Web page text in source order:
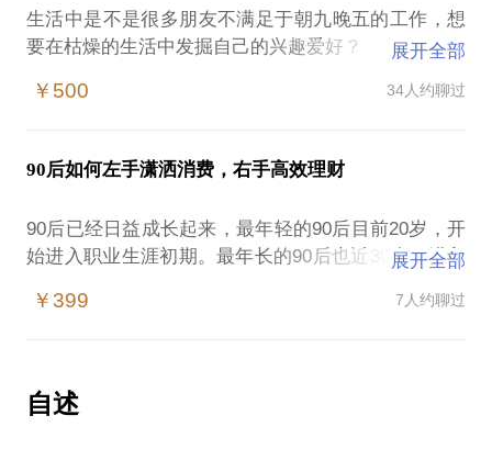
带上你的疑问与困惑，也别忘了带上你对美好家庭生
活的憧憬，来和我一起聊聊吧：
打好家庭财务的地基
做好家庭理财投资规划
未来幸福生活的大门。
PS，在之前我的文章
香港和大陆的到底买哪个啊
重疾险只有病故了才可以使用吗
别着急，把你困惑都交给我，把你的保单一起带过
来。我将为你带来：
解读重疾险的四大用途
一次在行约见，让你清清楚楚判断什么是一份好的重
做好坚实的保护！
策应需谨慎。此话题内容仅为该行家在理财保险领域
末无休，缺少了相应的机会接触外界。不断在专业上
付出时，也会产生教学之外我还应该如何发展的焦虑
感。
出来自己经营工作室，再或是变成一个知识结构体系
己的知识能力。
毕业于英国约克大学教育研究专业，跨出教育行业来
观察行业的我，拥有5年教龄，取得了一定的成绩。在
老师身上需要再补充的能力，有自己独到的见解。
生活中是不是很多朋友不满足于朝九晚五的工作，想
要在枯燥的生活中发掘自己的兴趣爱好？
新的方向与机会？
自我怀疑，我行不行？我不是专家，我只是小白。
我不知道如何才能够让自己快速进入一个新的领域
成为优秀太难，过程太漫长，我需要准备好了再出发
如果你也有以上的疑问，我会在两个小时的时间里结
合我的经验，与你分享我如何在短短一年的时间内，
系统梳理新领域的知识体系，快速搭建自己的知识系
展开全部
￥500 34人约聊过
90后如何左手潇洒消费，右手高效理财
90后已经日益成长起来，最年轻的90后目前20岁，开
始进入职业生涯初期。最年长的90后也近30岁，进入
法，理财离我很遥远；
2.月收入好不容易熬到1万以上，但是消费大于支出，
展开全部
￥399 7人约聊过
自述